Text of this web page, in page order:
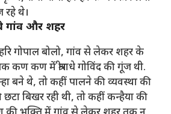
रहे थे।
गांव और शहर
हरि गोपाल बोलो, गांव से लेकर शहर के
कण कण में श्रीराधे गोविंद की गूंज थी.
बने थे, तो कहीं पालने की व्यवस्था की
बिखर रही थी, तो कहीं कन्हैया की